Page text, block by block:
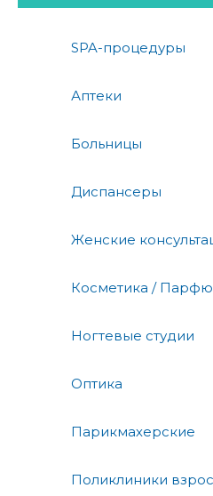
SPA-процедуры
Аптеки
Больницы
Диспансеры
Женские
Косметика /
Ногтевые студии
Оптика
Парикмахерские
Поликлиники